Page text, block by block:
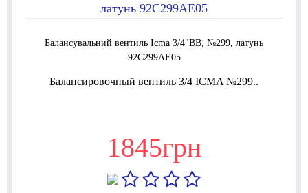
Балансувальний вентиль Icma 3/4"ВВ, №299, латунь
92C299AE05
Балансировочный вентиль 3/4 ICMA №299..
1845грн